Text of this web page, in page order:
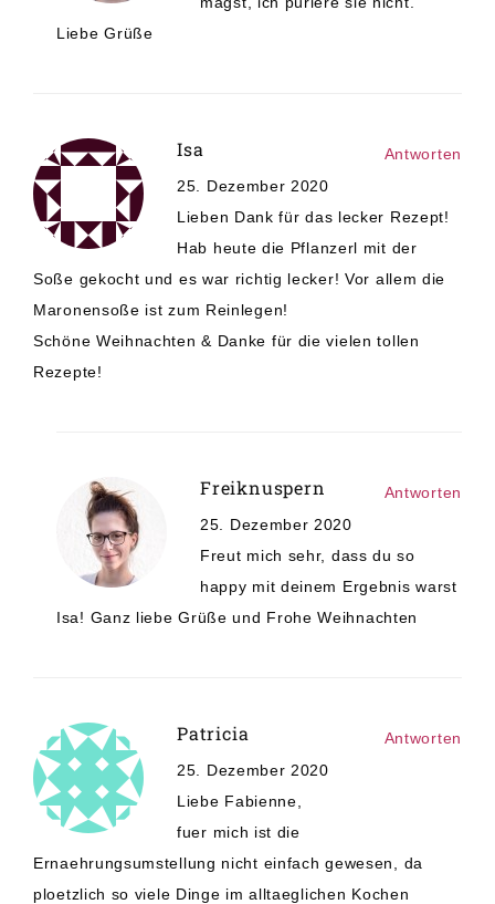
Liebe Grüße
Isa
25. Dezember 2020
Lieben Dank für das lecker Rezept!
Hab heute die Pflanzerl mit der
Soße gekocht und es war richtig lecker! Vor allem die
Maronensoße ist zum Reinlegen!
Schöne Weihnachten & Danke für die vielen tollen
Rezepte!
Antworten
Freiknuspern
25. Dezember 2020
Freut mich sehr, dass du so
happy mit deinem Ergebnis warst
Isa! Ganz liebe Grüße und Frohe Weihnachten
Antworten
Patricia
25. Dezember 2020
Liebe Fabienne,
fuer mich ist die
Ernaehrungsumstellung nicht einfach gewesen, da
ploetzlich so viele Dinge im alltaeglichen Kochen
Antworten